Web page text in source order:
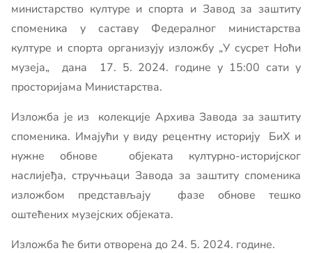
министарство културе и спорта и Завод за заштиту
споменика у саставу Федералног министарства
културе и спорта организују изложбу „У сусрет Ноћи
музеја„ дана 17. 5. 2024. године у 15:00 сати у
просторијама Министарства.
Изложба је из колекције Архива Завода за заштиту
споменика. Имајући у виду рецентну историју БиХ и
нужне обнове објеката културно-историјског
наслијеђа, стручњаци Завода за заштиту споменика
изложбом представљају фазе обнове тешко
оштећених музејских објеката.
Изложба ће бити отворена до 24. 5. 2024. године.